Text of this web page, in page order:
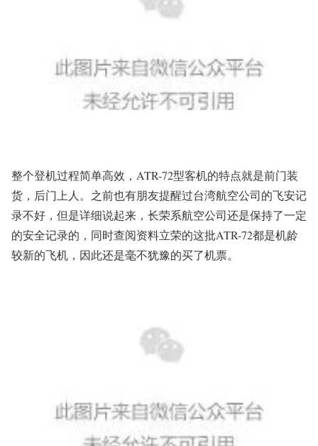
整个登机过程简单高效，ATR-72型客机的特点就是前门装
货，后门上人 。之前也有朋友提醒过台湾航空公司的飞安记
录不好，但是详细说起来，长荣系航空公司还是保持了一定
的安全记录的，同时查阅资料立荣的这批ATR-72都是机龄
较新的飞机，因此还是毫不犹豫的买了机票。